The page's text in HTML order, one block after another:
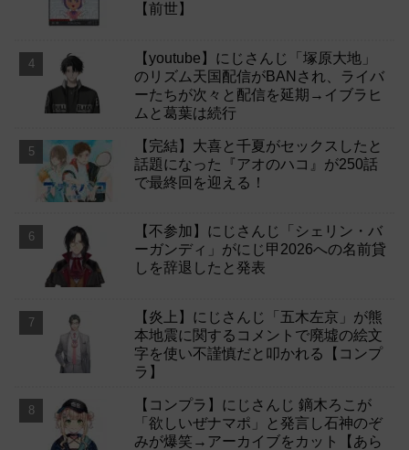
【前世】
【youtube】にじさんじ「塚原大地」
のリズム天国配信がBANされ、ライバ
ーたちが次々と配信を延期→イブラヒ
ムと葛葉は続行
【完結】大喜と千夏がセックスしたと
話題になった『アオのハコ』が250話
で最終回を迎える！
【不参加】にじさんじ「シェリン・バ
ーガンディ」がにじ甲2026への名前貸
しを辞退したと発表
【炎上】にじさんじ「五木左京」が熊
本地震に関するコメントで廃墟の絵文
字を使い不謹慎だと叩かれる【コンプ
ラ】
【コンプラ】にじさんじ 鏑木ろこが
「欲しいぜナマポ」と発言し石神のぞ
みが爆笑→アーカイブをカット【あら